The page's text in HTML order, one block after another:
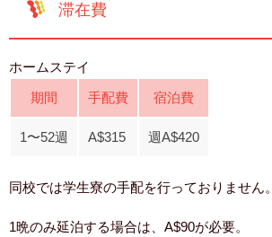
滞在費
ホームステイ
期間
手配費 宿泊費
1〜52週 A$315 週A$420
同校では学生寮の手配を行っておりません。
1晩のみ延泊する場合は、A$90が必要。